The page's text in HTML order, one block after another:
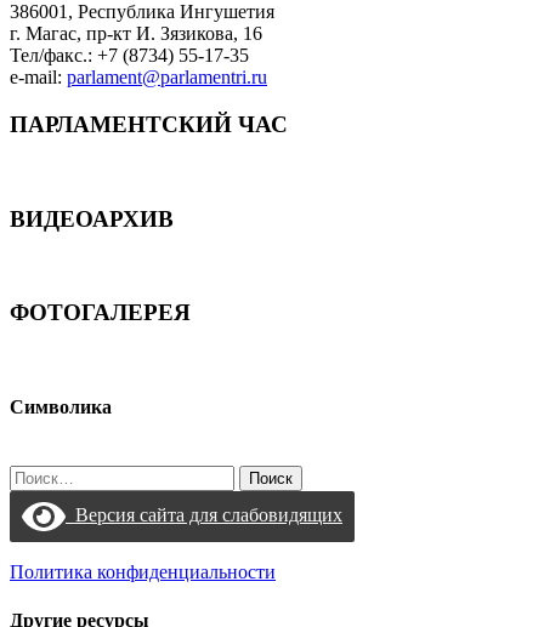
386001, Республика Ингушетия
г. Магас, пр-кт И. Зязикова, 16
Тел/факс.: +7 (8734) 55-17-35
e-mail: parlament@parlamentri.ru
ПАРЛАМЕНТСКИЙ ЧАС
ВИДЕОАРХИВ
ФОТОГАЛЕРЕЯ
Символика
Найти:
Версия сайта для слабовидящих
Политика конфиденциальности
Другие ресурсы